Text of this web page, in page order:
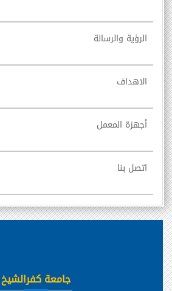
الرؤية والرسالة
الاهداف
أجهزة المعمل
اتصل بنا
جامعة كفرالشيخ